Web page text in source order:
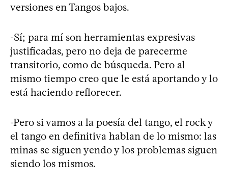
versiones en Tangos bajos.
-Sí; para mí son herramientas expresivas
justificadas, pero no deja de parecerme
transitorio, como de búsqueda. Pero al
mismo tiempo creo que le está aportando y lo
está haciendo reflorecer.
-Pero si vamos a la poesía del tango, el rock y
el tango en definitiva hablan de lo mismo: las
minas se siguen yendo y los problemas siguen
siendo los mismos.